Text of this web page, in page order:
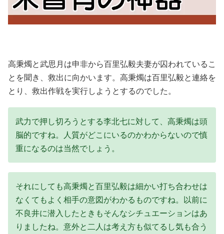
高秉燭と武思月は申非から百里弘毅夫妻が囚われているこ
とを聞き、救出に向かいます。高秉燭は百里弘毅と連絡を
とり、救出作戦を実行しようとするのでした。
武力で押し切ろうとする李北七に対して、高秉燭は頭
脳的ですね。人質がどこにいるのかわからないので慎
重になるのは当然でしょう。
それにしても高秉燭と百里弘毅は細かい打ち合わせは
なくてもよく相手の意図がわかるものですね。以前に
不良井に潜入したときもそんなシチュエーションはあ
りましたね。意外と二人は考え方も似てるし気も合う